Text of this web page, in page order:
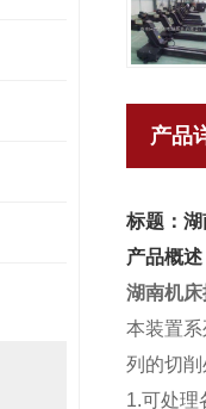
产品
标题：
产品概述
湖南机
本装置
列的切
1.可处理